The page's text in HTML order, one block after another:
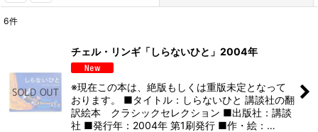
並び順:
絞り込む
6件
チェル・リンギ「しらないひと」2004年
※現在この本は、絶版もしくは重版未定となって
おります。 ■タイトル：しらないひと 講談社の翻
訳絵本 クラシックセレクション ■出版社：講談
社 ■発行年：2004年 第1刷発行 ■作・絵：…